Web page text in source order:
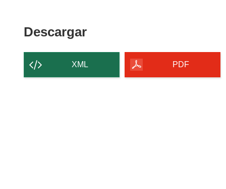
DescargarDescargar
contenido
de
XML PDF